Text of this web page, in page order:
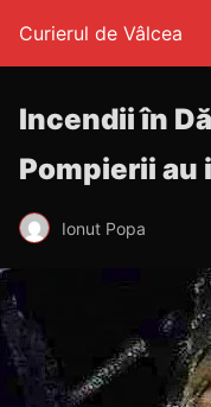
Curierul de Vâlcea
Incendii în
Pompierii
Ionut Popa